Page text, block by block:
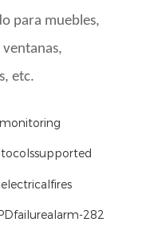
para muebles,
etc.